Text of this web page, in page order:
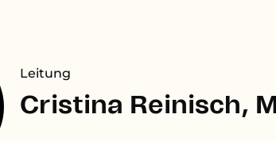
Leitung
Cristina Reinisch,